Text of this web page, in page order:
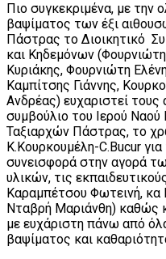
Πιο συγκεκριμένα, με
βαψίματος των έξι
Πάστρας το Διοικητικό
και Κηδεμόνων
Κυριάκης, Φουρνιώτη
Καμπίτσης Γιάννης,
Ανδρέας) ευχαριστεί
συμβούλιο του Ιερού
Ταξιαρχών Πάστρας, το
Κ.Κουρκουμέλη-C.Bucur
συνεισφορά στην αγορά
υλικών, τις
Καραμπέτσου Φωτεινή, κα
Νταβρή Μαριάνθη) καθώς
με ευχάριστη πάνω από
βαψίματος και